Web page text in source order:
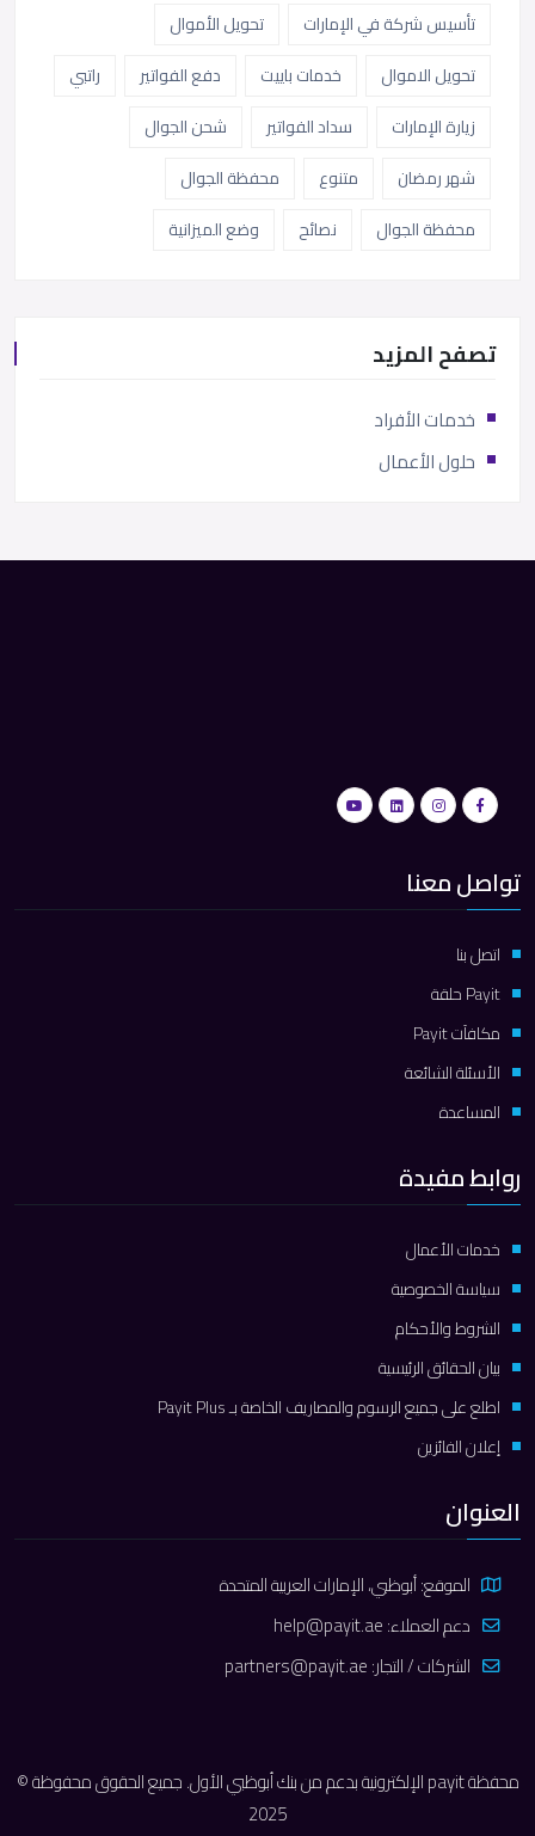
تأسيس شركة في الإمارات
تحويل الأموال
تحويل الاموال
خدمات باييت دفع الفواتير
راتبي
زيارة الإمارات
سداد الفواتير
شحن الجوال
شهر رمضان
متنوع
محفظة الجوال
محفظة الجوال
نصائح وضع الميزانية
تصفح المزيد
خدمات الأفراد
حلول الأعمال
تواصل معنا
اتصل بنا
Payit حلقة
مكافآت Payit
الأسئلة الشائعة
المساعدة
روابط مفيدة
خدمات الأعمال
سياسة الخصوصية
الشروط والأحكام
بيان الحقائق الرئيسية
اطلع على جميع الرسوم والمصاريف الخاصة بـ Payit Plus
إعلان الفائزين
العنوان
الموقع: أبوظبي، الإمارات العربية المتحدة
دعم العملاء:help@payit.ae
الشركات / التجار:partners@payit.ae
محفظة payit الإلكترونية بدعم من بنك أبوظبي الأول. جميع الحقوق محفوظة ©
2025